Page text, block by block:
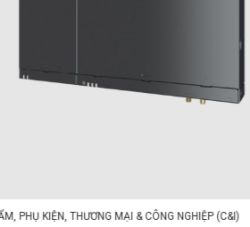
SẢN PHẨM,BỘ BIẾN TẦN CHUỖI THÔNG MINH